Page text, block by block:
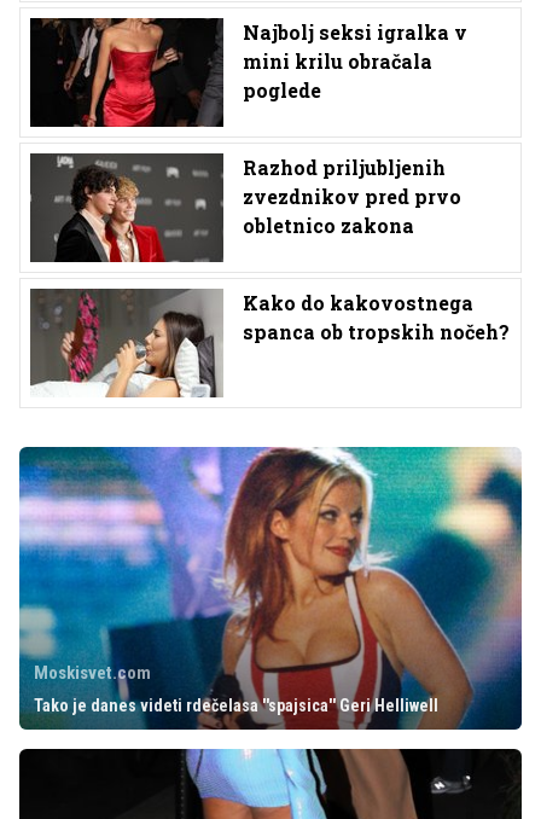
Najbolj seksi igralka v
mini krilu obračala
poglede
Razhod priljubljenih
zvezdnikov pred prvo
obletnico zakona
Kako do kakovostnega
spanca ob tropskih nočeh?
Moskisvet.com
Tako je danes videti rdečelasa ''spajsica'' Geri Helliwell